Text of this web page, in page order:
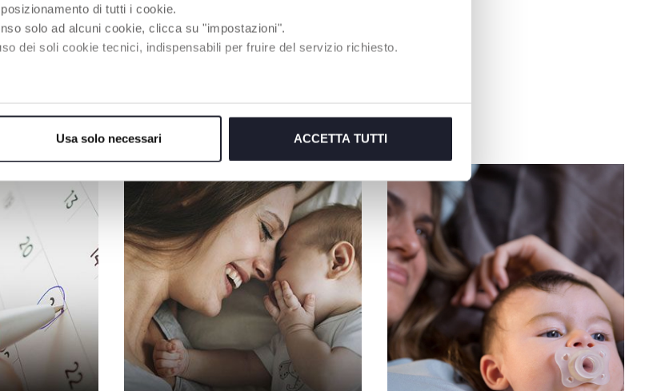
di tutti i cookie.
solo ad alcuni cookie, clicca su "impostazioni".
dei soli cookie tecnici, indispensabili per fruire del servizio richiesto.
Usa solo necessari ACCETTA TUTTI
NOS RECOMMANDATIONS